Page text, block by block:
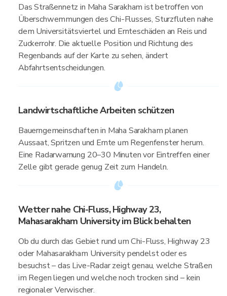
Das Straßennetz in Maha Sarakham ist betroffen von
Überschwemmungen des Chi-Flusses, Sturzfluten nahe
dem Universitätsviertel und Ernteschäden an Reis und
Zuckerrohr. Die aktuelle Position und Richtung des
Regenbands auf der Karte zu sehen, ändert
Abfahrtsentscheidungen.
Landwirtschaftliche Arbeiten schützen
Bauerngemeinschaften in Maha Sarakham planen
Aussaat, Spritzen und Ernte um Regenfenster herum.
Eine Radarwarnung 20–30 Minuten vor Eintreffen einer
Zelle gibt gerade genug Zeit zum Handeln.
Wetter nahe Chi-Fluss, Highway 23,
Mahasarakham University im Blick behalten
Ob du durch das Gebiet rund um Chi-Fluss, Highway 23
oder Mahasarakham University pendelst oder es
besuchst – das Live-Radar zeigt genau, welche Straßen
im Regen liegen und welche noch trocken sind – kein
regionaler Verwischer.